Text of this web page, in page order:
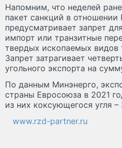
Напомним, что неделей
пакет санкций в
предусматривает запрет
импорт или транзитные
твердых ископаемых видов
Запрет затрагивает
угольного экспорта на
По данным Минэнерго,
страны Евросоюза в 2021
из них коксующегося угля –
www.rzd-partner.ru